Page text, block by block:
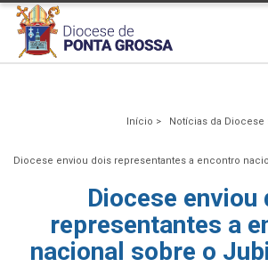
Início > Notícias da Diocese
Diocese enviou dois representantes a encontro
Diocese enviou
representantes a
nacional sobre o